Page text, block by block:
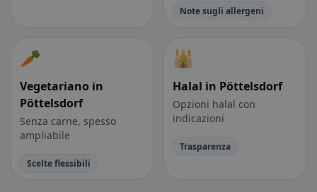
Note sugli allergeni
🥕
Vegetariano in
Pöttelsdorf
Senza carne, spesso
ampliabile
Scelte flessibili
🕌
Halal in Pöttelsdorf
Opzioni halal con
indicazioni
Trasparenza